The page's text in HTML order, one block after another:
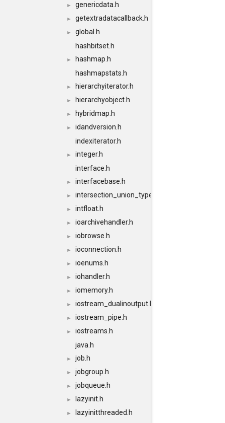
► genericdata.h
► getextradatacallback.h
►
global.h
hashbitset.h
►
hashmap.h
hashmapstats.h
► hierarchyiterator.h
► hierarchyobject.h
► hybridmap.h
►
idandversion.h
indexiterator.h
►
integer.h
interface.h
► interfacebase.h
► intersection_union_type.h
► intfloat.h
► ioarchivehandler.h
► iobrowse.h
► ioconnection.h
► ioenums.h
► iohandler.h
► iomemory.h
► iostream_dualinoutput.h
► iostream_pipe.h
►
iostreams.h
java.h
► job.h
► jobgroup.h
► jobqueue.h
► lazyinit.h
►
lazyinitthreaded.h